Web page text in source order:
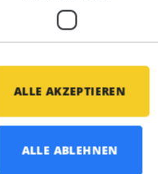
ALLE AKZEPTIEREN
ALLE ABLEHNEN